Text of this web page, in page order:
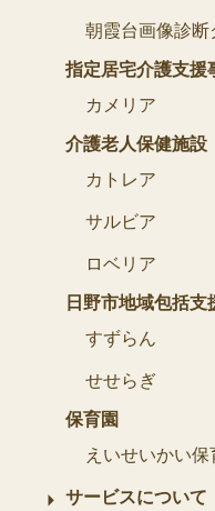
朝霞台画像診断
指定居宅介護支援
カメリア
介護老人保健施設
カトレア
サルビア
ロベリア
日野市地域包括支
すずらん
せせらぎ
保育園
えいせいかい保
サービスについて